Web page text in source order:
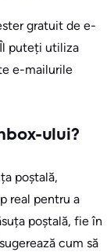
gratuit de e-
Îl puteți utiliza
e-mailurile
ului?
poștală,
real pentru a
poștală, fie în
cum să